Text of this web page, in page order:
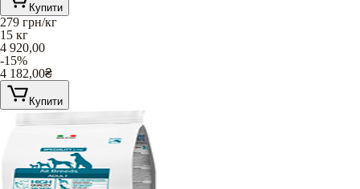
Купити
279 грн/кг
15 кг
4 920,00
-15%
4 182,00₴
Купити